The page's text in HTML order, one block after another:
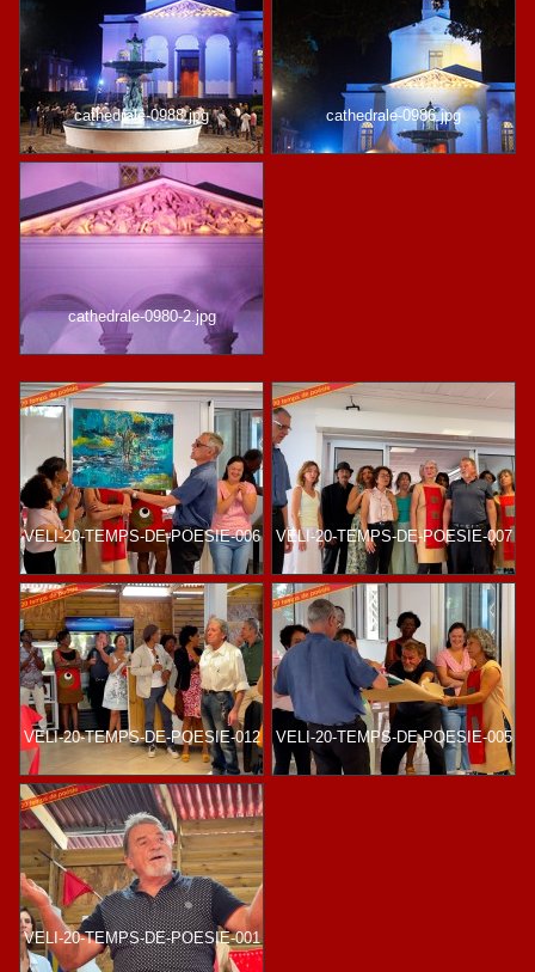
cathedrale-0988.jpg cathedrale-0986.jpg
cathedrale-0980-2.jpg
VELI-20-TEMPS-DE-POESIE-006 VELI-20-TEMPS-DE-POESIE-007
VELI-20-TEMPS-DE-POESIE-012 VELI-20-TEMPS-DE-POESIE-005
VELI-20-TEMPS-DE-POESIE-001